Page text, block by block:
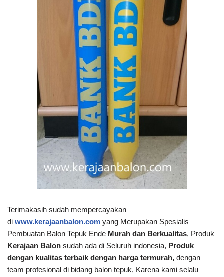
Terimakasih sudah mempercayakan
di www.kerajaanbalon.com yang Merupakan Spesialis
Pembuatan Balon Tepuk Ende Murah dan Berkualitas, Produk
Kerajaan Balon sudah ada di Seluruh indonesia, Produk
dengan kualitas terbaik dengan harga termurah, dengan
team profesional di bidang balon tepuk, Karena kami selalu